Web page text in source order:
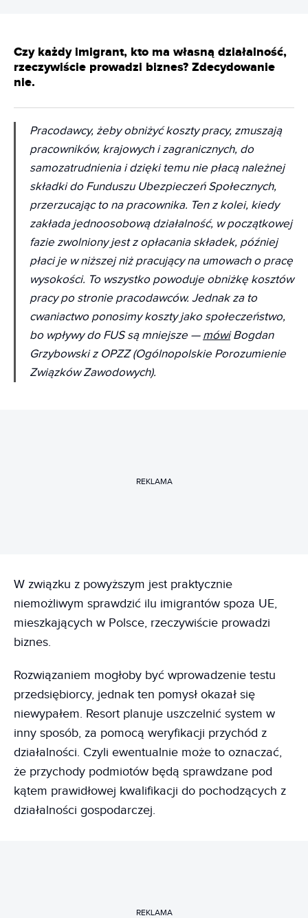
Czy każdy imigrant, kto ma własną działalność,
rzeczywiście prowadzi biznes? Zdecydowanie
nie.
Pracodawcy, żeby obniżyć koszty pracy, zmuszają
pracowników, krajowych i zagranicznych, do
samozatrudnienia i dzięki temu nie płacą należnej
składki do Funduszu Ubezpieczeń Społecznych,
przerzucając to na pracownika. Ten z kolei, kiedy
zakłada jednoosobową działalność, w początkowej
fazie zwolniony jest z opłacania składek, później
płaci je w niższej niż pracujący na umowach o pracę
wysokości. To wszystko powoduje obniżkę kosztów
pracy po stronie pracodawców. Jednak za to
cwaniactwo ponosimy koszty jako społeczeństwo,
bo wpływy do FUS są mniejsze — mówiBogdan
Grzybowski z OPZZ (Ogólnopolskie Porozumienie
Związków Zawodowych).
REKLAMA
W związku z powyższym jest praktycznie
niemożliwym sprawdzić ilu imigrantów spoza UE,
mieszkających w Polsce, rzeczywiście prowadzi
biznes.
Rozwiązaniem mogłoby być wprowadzenie testu
przedsiębiorcy, jednak ten pomysł okazał się
niewypałem. Resort planuje uszczelnić system w
inny sposób, za pomocą weryfikacji przychód z
działalności. Czyli ewentualnie może to oznaczać,
że przychody podmiotów będą sprawdzane pod
kątem prawidłowej kwalifikacji do pochodzących z
działalności gospodarczej.
REKLAMA